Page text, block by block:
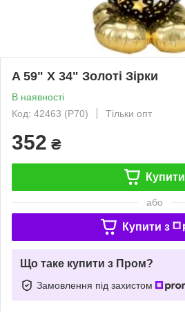
A 59" X 34" Золоті Зірки
В наявності
Код: 42463 (P70)
Тільки опт
352 ₴
Купити
або
Купити з
Що таке купити з Пром?
Замовлення під захистом